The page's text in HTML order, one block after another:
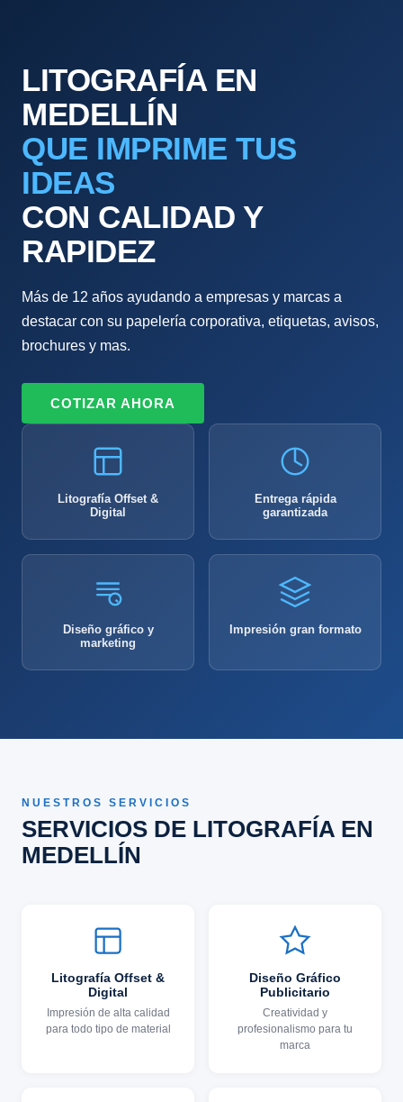
LITOGRAFÍA EN
MEDELLÍN
QUE IMPRIME TUS
IDEAS
CON CALIDAD Y
RAPIDEZ
Más de 12 años ayudando a empresas y marcas a
destacar con su papelería corporativa, etiquetas, avisos,
brochures y mas.
COTIZAR AHORA
Litografía Offset &
Digital
Entrega rápida
garantizada
Diseño gráfico y
marketing
Impresión gran formato
NUESTROS SERVICIOS
SERVICIOS DE LITOGRAFÍA EN
MEDELLÍN
Litografía Offset &
Digital
Impresión de alta calidad
para todo tipo de material
Diseño Gráfico
Publicitario
Creatividad y
profesionalismo para tu
marca